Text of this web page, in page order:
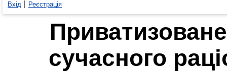
Вхід Реєстрація
сучасного